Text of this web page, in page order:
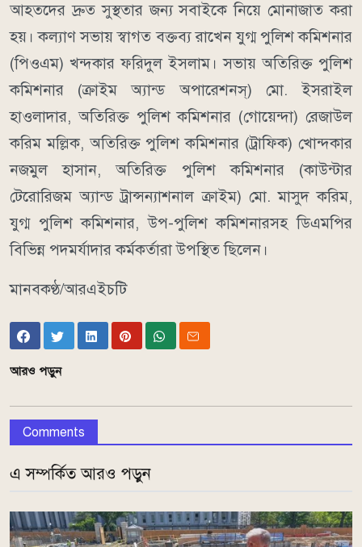
আহতদের দ্রুত সুস্থতার জন্য সবাইকে নিয়ে মোনাজাত করা
হয়। কল্যাণ সভায় স্বাগত বক্তব্য রাখেন যুগ্ম পুলিশ কমিশনার
(পিওএম) খন্দকার ফরিদুল ইসলাম। সভায় অতিরিক্ত পুলিশ
কমিশনার (ক্রাইম অ্যান্ড অপারেশনস্) মো. ইসরাইল
হাওলাদার, অতিরিক্ত পুলিশ কমিশনার (গোয়েন্দা) রেজাউল
করিম মল্লিক, অতিরিক্ত পুলিশ কমিশনার (ট্রাফিক) খোন্দকার
নজমুল হাসান, অতিরিক্ত পুলিশ কমিশনার (কাউন্টার
টেরোরিজম অ্যান্ড ট্রান্সন্যাশনাল ক্রাইম) মো. মাসুদ করিম,
যুগ্ম পুলিশ কমিশনার, উপ-পুলিশ কমিশনারসহ ডিএমপির
বিভিন্ন পদমর্যাদার কর্মকর্তারা উপস্থিত ছিলেন।
মানবকণ্ঠ/আরএইচটি
আরও পড়ুন
Comments
এ সম্পর্কিত আরও পড়ুন